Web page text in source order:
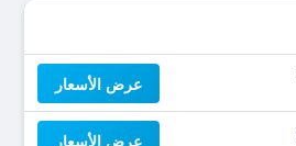
عرض الأسعار
عرض الأسعار